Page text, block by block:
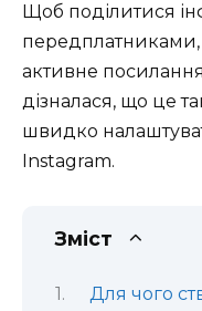
Щоб поділитися
активне
дізналася, що це
швидко
Instagram.
Зміст
Для чого